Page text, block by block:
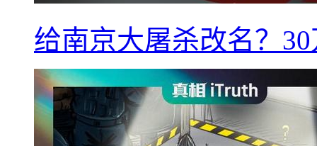
给南京大屠杀改名？